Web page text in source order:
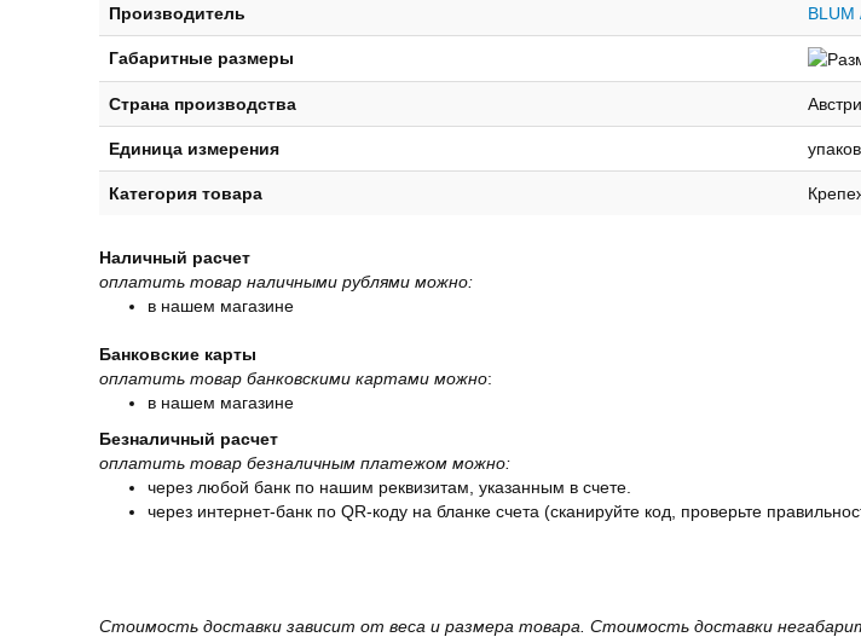
Производитель BLUM
Габаритные размеры
Страна производства
Единица измерения
Категория товара
Наличный расчет
оплатить товар наличными рублями можно:
в нашем магазине
Банковские карты
оплатить товар банковскими картами можно:
в нашем магазине
Безналичный расчет
оплатить товар безналичным платежом можно:
через любой банк по нашим реквизитам, указанным в счете.
через интернет-банк по QR-коду на бланке счета (сканируйте код, проверьте
Стоимость доставки зависит от веса и размера товара. Стоимость доставки